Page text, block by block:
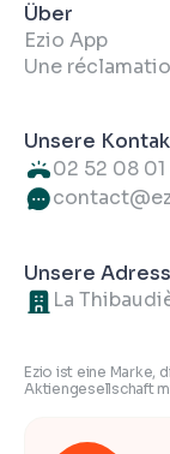
Über
Ezio App
Une
Unsere
02 52 08 01
Unsere
La
Ezio ist eine Marke,
Aktiengesellschaft